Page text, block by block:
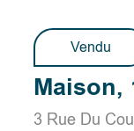
Vendu
Maison,
3 Rue Du